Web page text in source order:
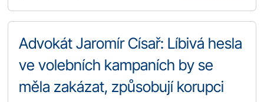
Advokát Jaromír Císař: Líbivá hesla
ve volebních kampaních by se
měla zakázat, způsobují korupci